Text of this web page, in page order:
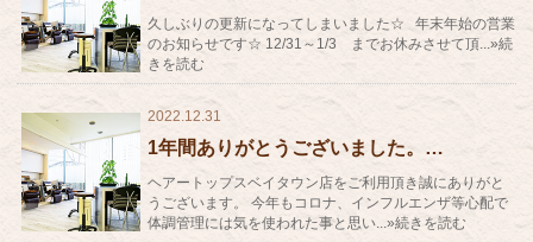
久しぶりの更新になってしまいました☆ 年末年始の営業
のお知らせです☆ 12/31～1/3 までお休みさせて頂...»続
きを読む
2022.12.31
1年間ありがとうございました。…
ヘアートップスベイタウン店をご利用頂き誠にありがと
うございます。 今年もコロナ、インフルエンザ等心配で
体調管理には気を使われた事と思い...»続きを読む